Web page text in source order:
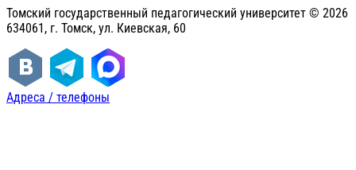
Томский государственный педагогический университет © 2026
634061, г. Томск, ул. Киевская, 60
Адреса / телефоны